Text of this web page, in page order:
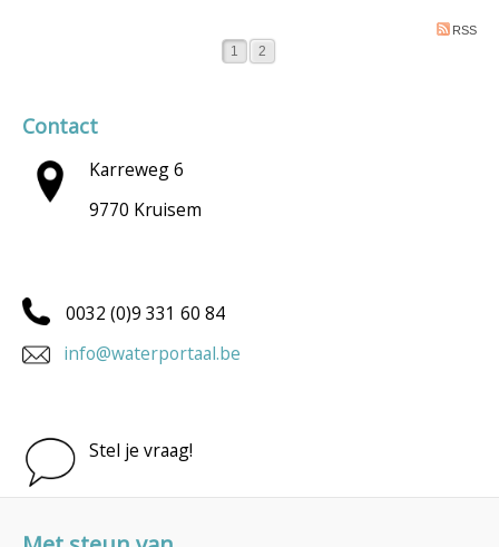
RSS
1 2
Contact
Karreweg 6
9770 Kruisem
0032 (0)9 331 60 84
info@waterportaal.be
Stel je vraag!